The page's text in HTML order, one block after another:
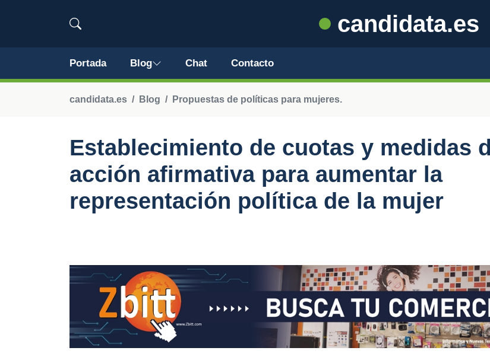
candidata.es
Portada Blog Chat Contacto
candidata.es Blog Propuestas de políticas para mujeres.
Establecimiento de cuotas y medidas
acción afirmativa para aumentar la
representación política de la mujer